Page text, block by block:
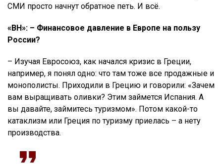
СМИ просто начнут обратное петь. И всё.
«ВН»: – Финансовое давление в Европе на пользу
России?
– Изучая Евросоюз, как начался кризис в Греции,
например, я понял одно: что там тоже все продажные и
монополисты. Приходили в Грецию и говорили: «Зачем
вам выращивать оливки? Этим займется Испания. А
вы давайте, займитесь туризмом». Потом какой-то
катаклизм или Греция по туризму приелась – а нету
производства.